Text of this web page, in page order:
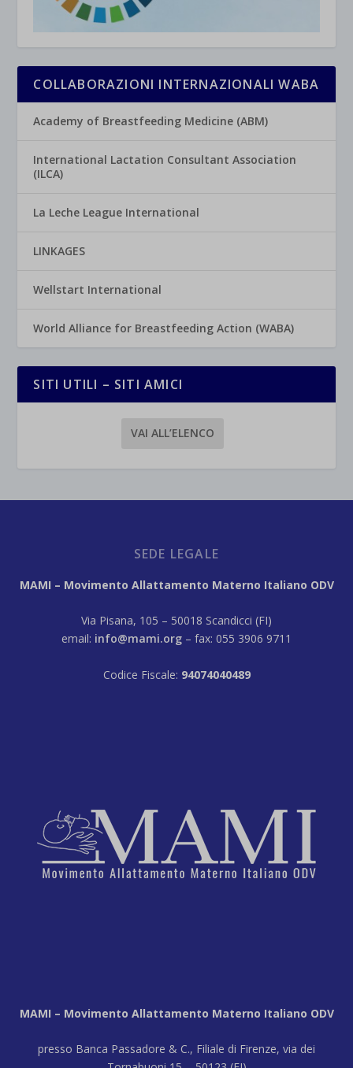
COLLABORAZIONI INTERNAZIONALI WABA
Academy of Breastfeeding Medicine (ABM)
International Lactation Consultant Association
(ILCA)
La Leche League International
LINKAGES
Wellstart International
World Alliance for Breastfeeding Action (WABA)
SITI UTILI – SITI AMICI
VAI ALL’ELENCO
SEDE LEGALE
MAMI – Movimento Allattamento Materno Italiano ODV
Via Pisana, 105 – 50018 Scandicci (FI)
email: info@mami.org – fax: 055 3906 9711
Codice Fiscale: 94074040489
MAMI – Movimento Allattamento Materno Italiano ODV
presso Banca Passadore & C., Filiale di Firenze, via dei